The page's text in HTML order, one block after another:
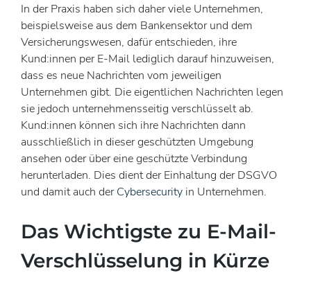
In der Praxis haben sich daher viele Unternehmen,
beispielsweise aus dem Bankensektor und dem
Versicherungswesen, dafür entschieden, ihre
Kund:innen per E-Mail lediglich darauf hinzuweisen,
dass es neue Nachrichten vom jeweiligen
Unternehmen gibt. Die eigentlichen Nachrichten legen
sie jedoch unternehmensseitig verschlüsselt ab.
Kund:innen können sich ihre Nachrichten dann
ausschließlich in dieser geschützten Umgebung
ansehen oder über eine geschützte Verbindung
herunterladen. Dies dient der Einhaltung der DSGVO
und damit auch derCybersecurity in Unternehmen.
Das Wichtigste zu E-Mail-
Verschlüsselung in Kürze